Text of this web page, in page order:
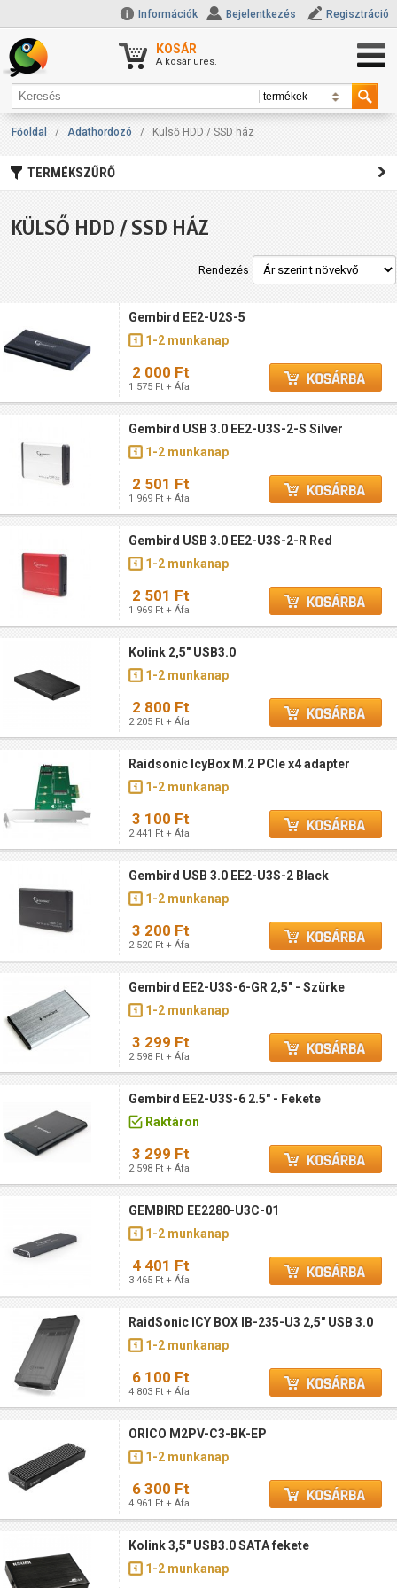
Információk Bejelentkezés Regisztráció
KOSÁR
A kosár üres.
Főoldal / Adathordozó / Külső HDD / SSD ház
TERMÉKSZŰRŐ
KÜLSŐ HDD / SSD HÁZ
Rendezés
Gembird EE2-U2S-5
1-2 munkanap
2 000 Ft
1 575 Ft + Áfa
Gembird USB 3.0 EE2-U3S-2-S Silver
1-2 munkanap
2 501 Ft
1 969 Ft + Áfa
Gembird USB 3.0 EE2-U3S-2-R Red
1-2 munkanap
2 501 Ft
1 969 Ft + Áfa
Kolink 2,5" USB3.0
1-2 munkanap
2 800 Ft
2 205 Ft + Áfa
Raidsonic IcyBox M.2 PCIe x4 adapter
1-2 munkanap
3 100 Ft
2 441 Ft + Áfa
Gembird USB 3.0 EE2-U3S-2 Black
1-2 munkanap
3 200 Ft
2 520 Ft + Áfa
Gembird EE2-U3S-6-GR 2,5" - Szürke
1-2 munkanap
3 299 Ft
2 598 Ft + Áfa
Gembird EE2-U3S-6 2.5" - Fekete
Raktáron
3 299 Ft
2 598 Ft + Áfa
GEMBIRD EE2280-U3C-01
1-2 munkanap
4 401 Ft
3 465 Ft + Áfa
RaidSonic ICY BOX IB-235-U3 2,5" USB 3.0
1-2 munkanap
6 100 Ft
4 803 Ft + Áfa
ORICO M2PV-C3-BK-EP
1-2 munkanap
6 300 Ft
4 961 Ft + Áfa
Kolink 3,5" USB3.0 SATA fekete
1-2 munkanap